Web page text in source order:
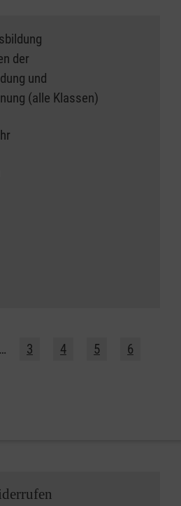
der
und
(alle Klassen)
… 3 4 5 6